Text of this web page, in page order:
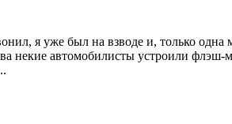
я уже был на взводе и, только
автомобилисты устроили флэш-